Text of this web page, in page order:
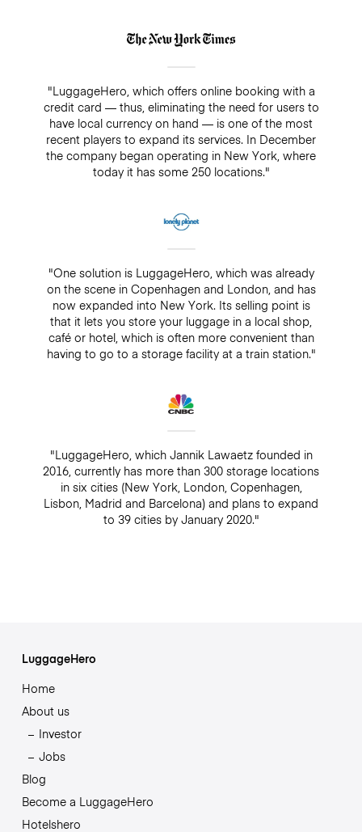
"LuggageHero, which offers online booking with a
credit card — thus, eliminating the need for users to
have local currency on hand — is one of the most
recent players to expand its services. In December
the company began operating in New York, where
today it has some 250 locations."
"One solution is LuggageHero, which was already
on the scene in Copenhagen and London, and has
now expanded into New York. Its selling point is
that it lets you store your luggage in a local shop,
café or hotel, which is often more convenient than
having to go to a storage facility at a train station."
"LuggageHero, which Jannik Lawaetz founded in
2016, currently has more than 300 storage locations
in six cities (New York, London, Copenhagen,
Lisbon, Madrid and Barcelona) and plans to expand
to 39 cities by January 2020."
LuggageHero
Home
About us
Investor
Jobs
Blog
Become a LuggageHero
Hotelshero